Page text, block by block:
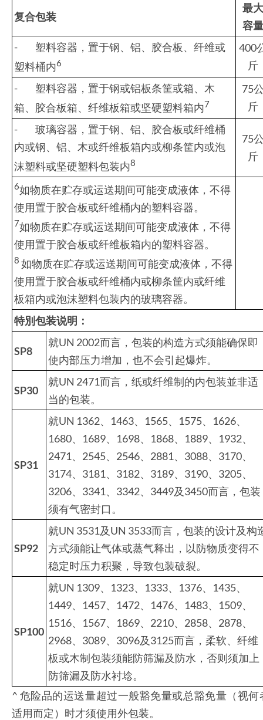
复合包装
最大
容量
- 塑料容器，置于钢、铝、胶合板、纤维或
塑料桶内6
400
斤
- 塑料容器，置于钢或铝板条筐或箱、木
箱、胶合板箱、纤维板箱或坚硬塑料箱内7
75
斤
- 玻璃容器，置于钢、铝、胶合板或纤维桶
内或钢、铝、木或纤维板箱内或柳条筐内或泡
沫塑料或坚硬塑料包装内8
75
斤
6如物质在贮存或运送期间可能变成液体，不得
使用置于胶合板或纤维桶内的塑料容器。
7如物质在贮存或运送期间可能变成液体，不得
使用置于胶合板或纤维板箱内的塑料容器。
8 如物质在贮存或运送期间可能变成液体，不得
使用置于胶合板或纤维桶内或柳条筐内或纤维
板箱内或泡沫塑料包装内的玻璃容器。
特別包装说明：
SP8
就UN 2002而言，包装的构造方式须能确保即
使内部压力增加，也不会引起爆炸。
SP30
就UN 2471而言，纸或纤维制的内包装並非适
当的包装。
SP31
就UN 1362、1463、1565、1575、1626、
1680、1689、1698、1868、1889、1932、
2471、2545、2546、2881、3088、3170、
3174、3181、3182、3189、3190、3205、
3206、3341、3342、3449及3450而言，包装
须有气密封口。
SP92
就UN 3531及UN 3533而言，包装的设计及构
方式须能让气体或蒸气释出，以防物质变得不
稳定时压力积聚，导致包装破裂。
SP100
就UN 1309、1323、1333、1376、1435、
1449、1457、1472、1476、1483、1509、
1516、1567、1869、2210、2858、2878、
2968、3089、3096及3125而言，柔软、纤维
板或木制包装须能防筛漏及防水，否则须加上
防筛漏及防水衬埝。
^ 危险品的运送量超过一般豁免量或总豁免量（视何
适用而定）时才须使用外包装。